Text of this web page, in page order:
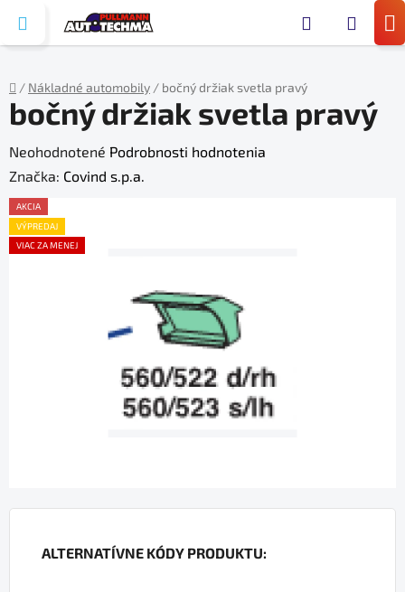
obsah
Domov
/ Nákladné automobily / bočný držiak svetla pravý
ALTERNATÍVNE KÓDY PRODUKTU:
bočný držiak svetla pravý
Priemerné
hodnotenie
produktu
je
0,0
Neohodnotené Podrobnosti hodnotenia
Značka: Covind s.p.a.
AKCIA
VÝPREDAJ
VIAC ZA MENEJ